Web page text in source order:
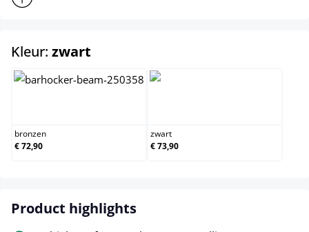
Kleur: zwart
bronzen
€ 72,90
zwart
€ 73,90
Product highlights